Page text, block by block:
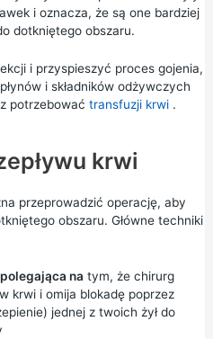
i oznacza, że są one bardziej
dotkniętego obszaru.
i przyspieszyć proces gojenia,
i składników odżywczych
potrzebować transfuzji krwi.
krwi
przeprowadzić operację, aby
obszaru. Główne techniki
polegająca na tym, że chirurg
krwi i omija blokadę poprzez
jednej z twoich żył do